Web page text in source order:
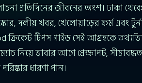
প্রতিদিনের জীবনের অংশ। ঢাকা থেকে
দলীয় খবর, খেলোয়াড়ের ফর্ম এবং
টিপস গাইড সেই আগ্রহকে
ম্যাচ নিয়ে ভাবার আগে প্রেক্ষাপট,
ধারণা পান।